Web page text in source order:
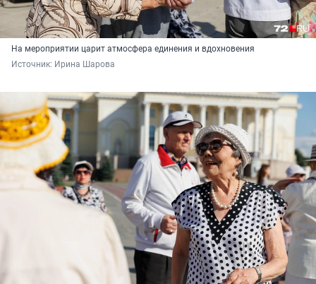
На мероприятии царит атмосфера единения и вдохновения
Источник: Ирина Шарова